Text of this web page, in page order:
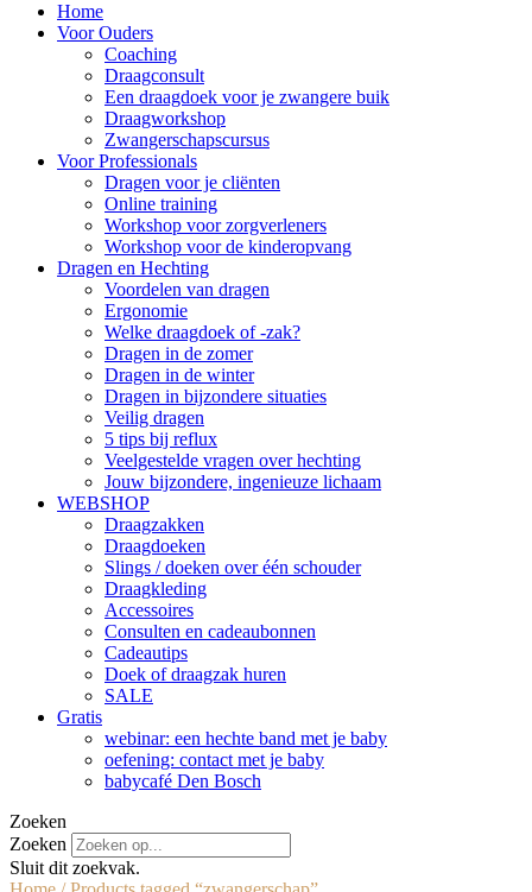
Home
Voor Ouders
Coaching
Draagconsult
Een draagdoek voor je zwangere buik
Draagworkshop
Zwangerschapscursus
Voor Professionals
Dragen voor je cliënten
Online training
Workshop voor zorgverleners
Workshop voor de kinderopvang
Dragen en Hechting
Voordelen van dragen
Ergonomie
Welke draagdoek of -zak?
Dragen in de zomer
Dragen in de winter
Dragen in bijzondere situaties
Veilig dragen
5 tips bij reflux
Veelgestelde vragen over hechting
Jouw bijzondere, ingenieuze lichaam
WEBSHOP
Draagzakken
Draagdoeken
Slings / doeken over één schouder
Draagkleding
Accessoires
Consulten en cadeaubonnen
Cadeautips
Doek of draagzak huren
SALE
Gratis
webinar: een hechte band met je baby
oefening: contact met je baby
babycafé Den Bosch
Zoeken
Zoeken
Sluit dit zoekvak.